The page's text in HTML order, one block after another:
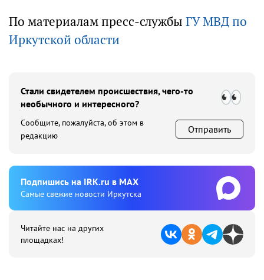
По материалам пресс-службы ГУ МВД по
Иркутской области
Стали свидетелем происшествия, чего-то
необычного и интересного?
Сообщите, пожалуйста, об этом в
редакцию
Отправить
Подпишиcь на IRK.ru в MAX
Cамые свежие новости Иркутска
Читайте нас на других
площадках!